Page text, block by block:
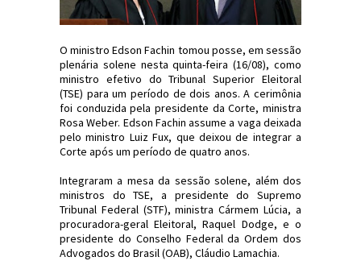
O ministro Edson Fachin tomou posse, em sessão
plenária solene nesta quinta-feira (16/08), como
ministro efetivo do Tribunal Superior Eleitoral
(TSE) para um período de dois anos. A cerimônia
foi conduzida pela presidente da Corte, ministra
Rosa Weber. Edson Fachin assume a vaga deixada
pelo ministro Luiz Fux, que deixou de integrar a
Corte após um período de quatro anos.
Integraram a mesa da sessão solene, além dos
ministros do TSE, a presidente do Supremo
Tribunal Federal (STF), ministra Cármem Lúcia, a
procuradora-geral Eleitoral, Raquel Dodge, e o
presidente do Conselho Federal da Ordem dos
Advogados do Brasil (OAB), Cláudio Lamachia.